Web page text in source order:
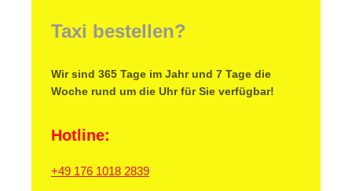
Taxi bestellen?
Wir sind 365 Tage im Jahr und 7 Tage die
Woche rund um die Uhr für Sie verfügbar!
Hotline:
+49 176 1018 2839